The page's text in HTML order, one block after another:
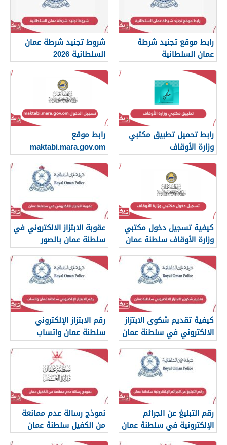
رابط موقع تجنيد شرطة
عمان السلطانية
شروط تجنيد شرطة عمان
السلطانية 2026
رابط تحميل تطبيق مكتبي
وزارة الأوقاف
رابط موقع
maktabi.mara.gov.om
تسجيل الدخول
كيفية تسجيل دخول مكتبي
وزارة الأوقاف سلطنة عمان
عقوبة الابتزاز الالكتروني في
سلطنة عمان بالصور
والرسائل
كيفية تقديم شكوى الابتزاز
الالكتروني في سلطنة عمان
رقم الابتزاز الإلكتروني
سلطنة عمان واتساب
رقم التبليغ عن الجرائم
الإلكترونية في سلطنة عمان
2026
نموذج رسالة عدم ممانعة
من الكفيل سلطنة عمان